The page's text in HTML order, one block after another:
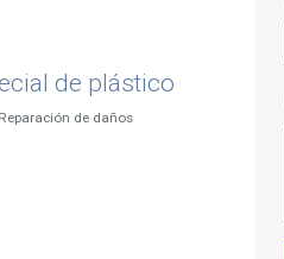
de plástico
Reparación de daños